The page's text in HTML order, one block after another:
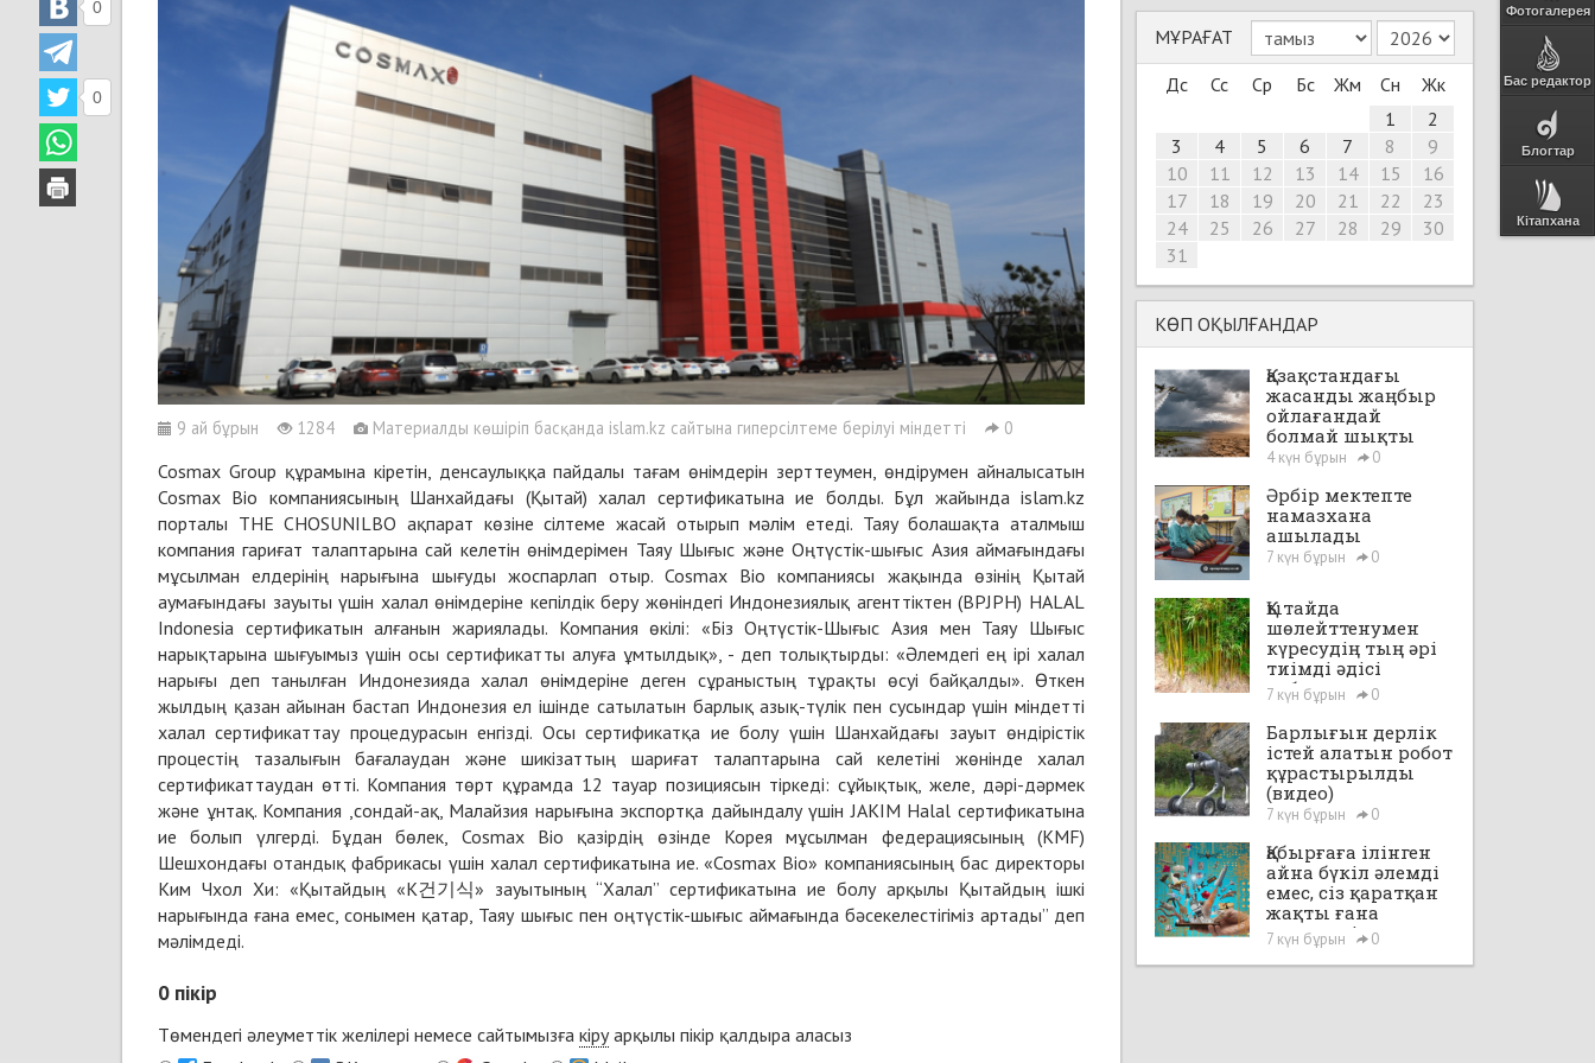
Фотогалерея
Бас редактор
Блогтар
Кітапхана
9 ай бұрын 1284 Материалды көшіріп басқанда islam.kz сайтына гиперсілтеме берілуі міндетті 0
0
0
Cosmax Group құрамына кіретін, денсаулыққа пайдалы тағам өнімдерін зерттеумен, өндірумен айналысатын
Cosmax Bio компаниясының Шанхайдағы (Қытай) халал сертификатына ие болды. Бұл жайында islam.kz
порталы THE CHOSUNILBO ақпарат көзіне сілтеме жасай отырып мәлім етеді. Таяу болашақта аталмыш
компания гариғат талаптарына сай келетін өнімдерімен Таяу Шығыс және Оңтүстік-шығыс Азия аймағындағы
мұсылман елдерінің нарығына шығуды жоспарлап отыр. Cosmax Bio компаниясы жақында өзінің Қытай
аумағындағы зауыты үшін халал өнімдеріне кепілдік беру жөніндегі Индонезиялық агенттіктен (BPJPH) HALAL
Indonesia сертификатын алғанын жариялады. Компания өкілі: «Біз Оңтүстік-Шығыс Азия мен Таяу Шығыс
нарықтарына шығуымыз үшін осы сертификатты алуға ұмтылдық», - деп толықтырды: «Әлемдегі ең ірі халал
нарығы деп танылған Индонезияда халал өнімдеріне деген сұраныстың тұрақты өсуі байқалды». Өткен
жылдың қазан айынан бастап Индонезия ел ішінде сатылатын барлық азық-түлік пен сусындар үшін міндетті
халал сертификаттау процедурасын енгізді. Осы сертификатқа ие болу үшін Шанхайдағы зауыт өндірістік
процестің тазалығын бағалаудан және шикізаттың шариғат талаптарына сай келетіні жөнінде халал
сертификаттаудан өтті. Компания төрт құрамда 12 тауар позициясын тіркеді: сұйықтық, желе, дәрі-дәрмек
және ұнтақ. Компания ,сондай-ақ, Малайзия нарығына экспортқа дайындалу үшін JAKIM Halal сертификатына
ие болып үлгерді. Бұдан бөлек, Cosmax Bio қазірдің өзінде Корея мұсылман федерациясының (KMF)
Шешхондағы отандық фабрикасы үшін халал сертификатына ие. «Cosmax Bio» компаниясының бас директоры
Ким Чхол Хи: «Қытайдың «K건기식» зауытының “Халал” сертификатына ие болу арқылы Қытайдың ішкі
нарығында ғана емес, сонымен қатар, Таяу шығыс пен оңтүстік-шығыс аймағында бәсекелестігіміз артады” деп
мәлімдеді.
0 пікір
Төмендегі әлеуметтік желілері немесе сайтымызға кіруарқылы пікір қалдыра аласыз
МҰРАҒАТ
Дс
Сс Ср Бс Жм Сн
Жк
1
2
3
4 5 6 7 8
9
10
11 12 13 14 15
16
17
18 19 20 21 22
23
24
25 26 27 28 29
30
31
КӨП ОҚЫЛҒАНДАР
Қазақстандағы
жасанды жаңбыр
ойлағандай
болмай шықты
4 күн бұрын 0
Әрбір мектепте
намазхана
ашылады
7 күн бұрын 0
Қытайда
шөлейттенумен
күресудің тың әрі
тиімді әдісі
табылды
7 күн бұрын 0
Барлығын дерлік
істей алатын робот
құрастырылды
(видео)
7 күн бұрын 0
Қабырғаға ілінген
айна бүкіл әлемді
емес, сіз қаратқан
жақты ғана
көрсетеді
7 күн бұрын 0